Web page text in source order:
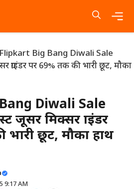
Flipkart Big Bang Diwali Sale
ग्राइंडर पर 69% तक की भारी छूट, मौका
Diwali Sale
जूसर मिक्सर ग्राइंडर
छूट, मौका हाथ
9:17 AM